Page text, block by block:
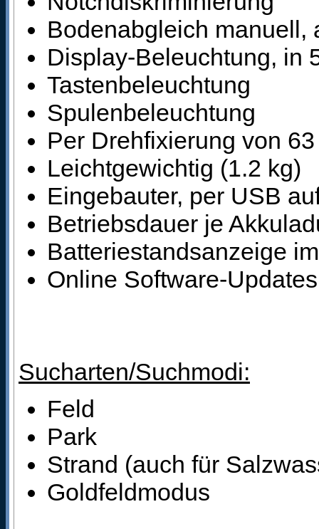
Bodenabgleich manuell,
Display-Beleuchtung, in
Tastenbeleuchtung
Spulenbeleuchtung
Per Drehfixierung von
Leichtgewichtig (1.2 kg)
Eingebauter, per USB
Betriebsdauer je
Batteriestandsanzeige
Online Software-
Sucharten/Suchmodi:
Feld
Park
Strand (auch für
Goldfeldmodus